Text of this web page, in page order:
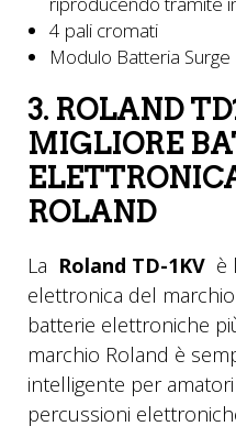
4 pali cromati
Modulo Batteria Surge
3. ROLAND
MIGLIORE
ROLAND
La Roland TD-1KV è
elettronica del
batterie elettroniche
marchio Roland è
intelligente per
percussioni